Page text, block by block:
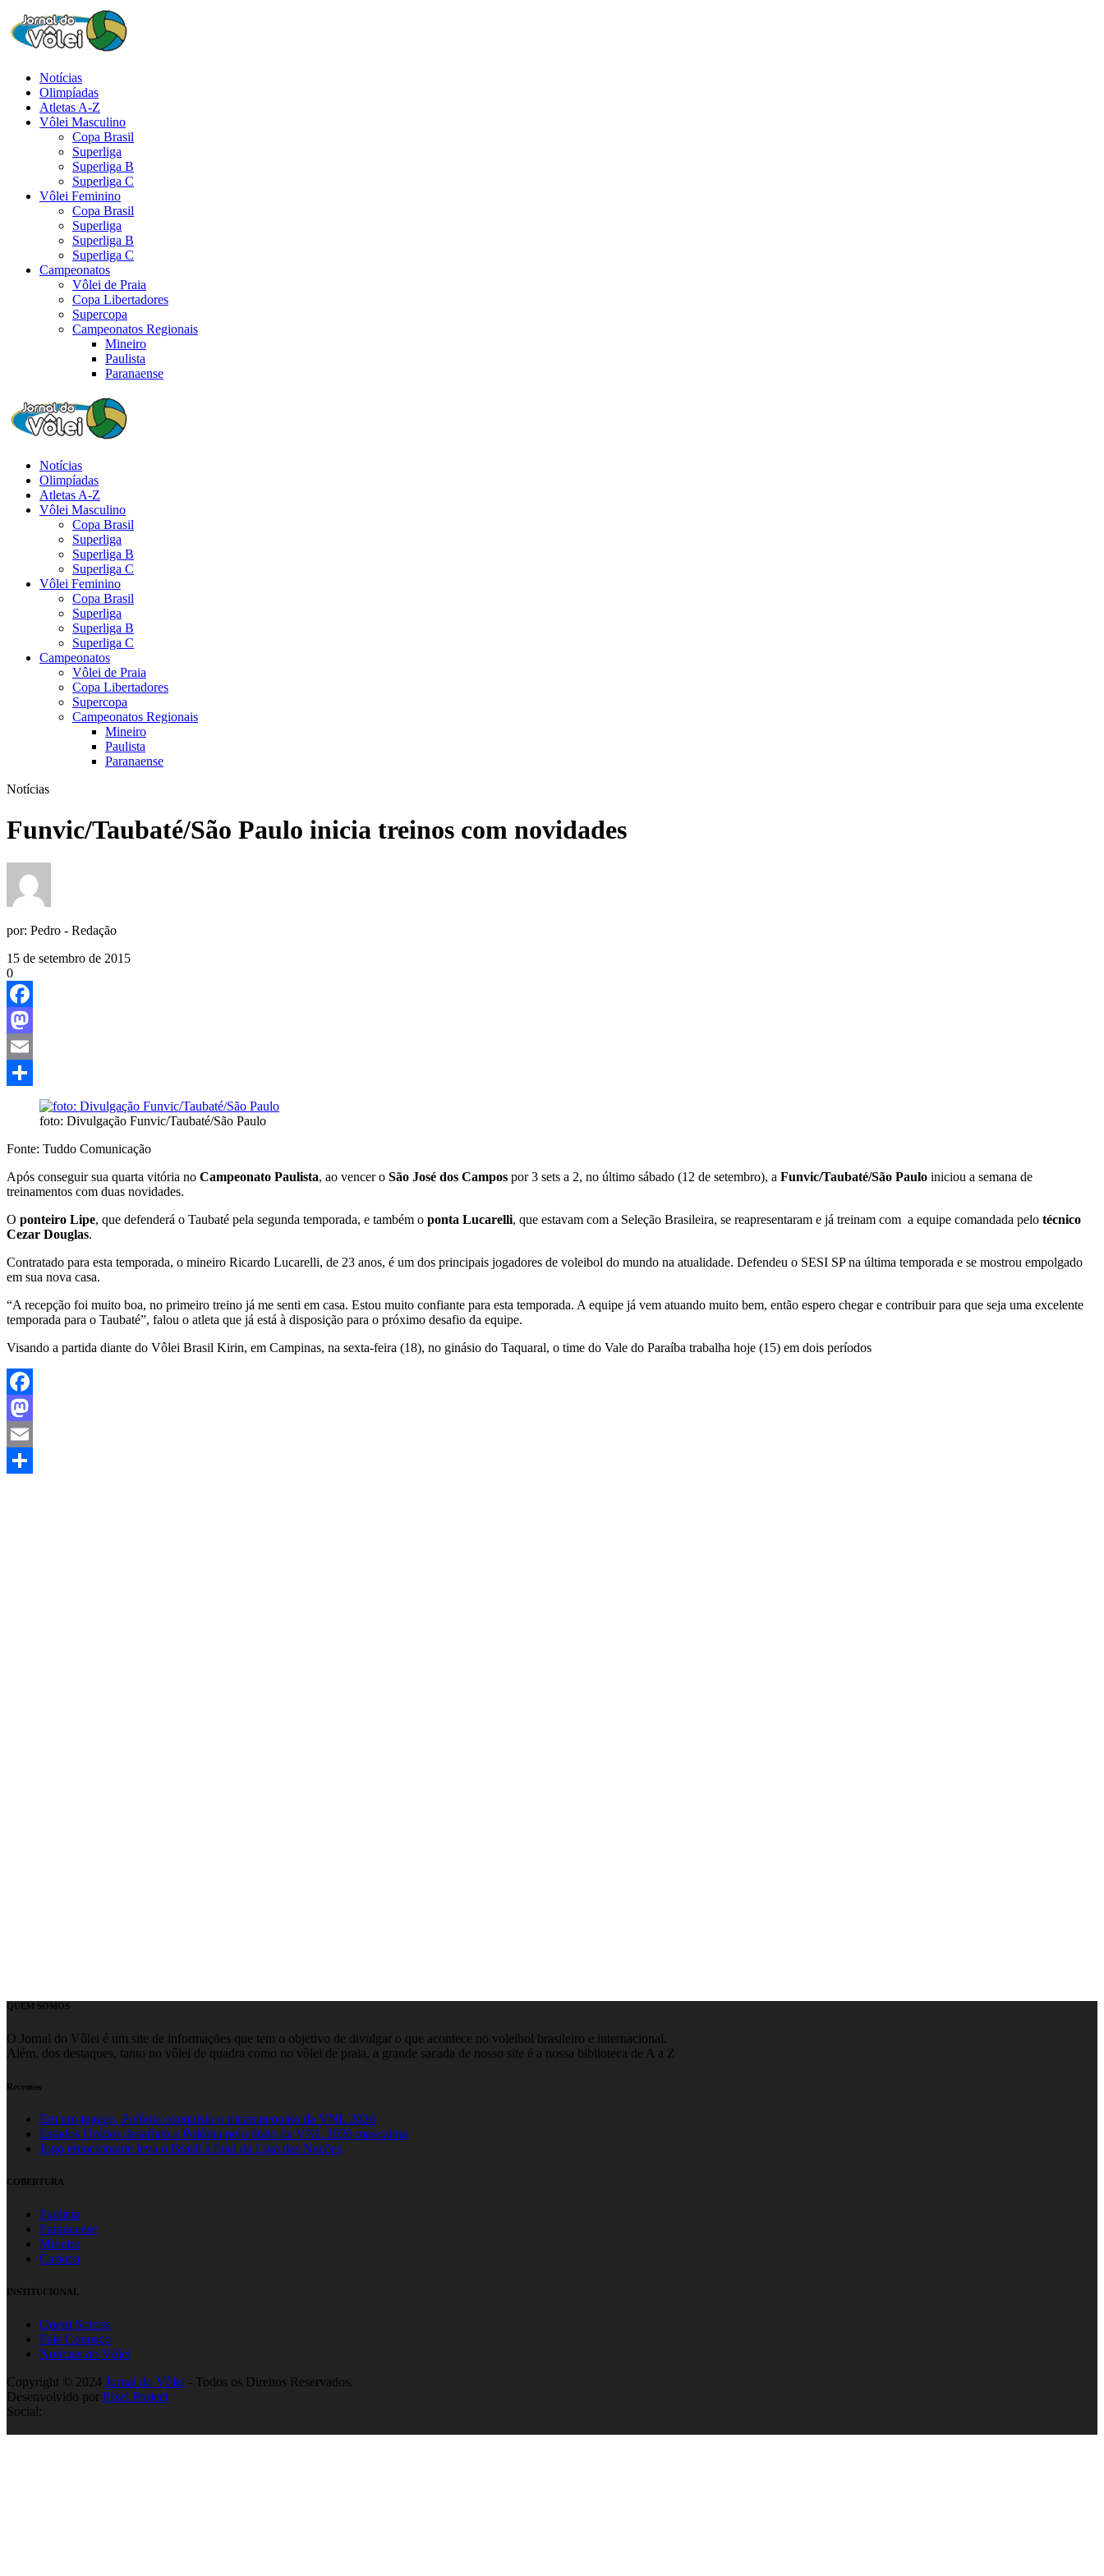
Notícias
Olimpíadas
Atletas A-Z
Vôlei Masculino
Copa Brasil
Superliga
Superliga B
Superliga C
Vôlei Feminino
Copa Brasil
Superliga
Superliga B
Superliga C
Campeonatos
Vôlei de Praia
Copa Libertadores
Supercopa
Campeonatos Regionais
Mineiro
Paulista
Paranaense
Notícias
Olimpíadas
Atletas A-Z
Vôlei Masculino
Copa Brasil
Superliga
Superliga B
Superliga C
Vôlei Feminino
Copa Brasil
Superliga
Superliga B
Superliga C
Campeonatos
Vôlei de Praia
Copa Libertadores
Supercopa
Campeonatos Regionais
Mineiro
Paulista
Paranaense
Notícias
Funvic/Taubaté/São Paulo inicia treinos com novidades
por: Pedro - Redação
15 de setembro de 2015
0
Facebook
Mastodon
Email
foto: Divulgação Funvic/Taubaté/São Paulo
Fonte: Tuddo Comunicação
Após conseguir sua quarta vitória no Campeonato Paulista, ao vencer o São José dos Campos por 3 sets a 2, no último sábado (12 de setembro), a Funvic/Taubaté/São Paulo iniciou a semana de
treinamentos com duas novidades.
O ponteiro Lipe, que defenderá o Taubaté pela segunda temporada, e também o ponta Lucarelli, que estavam com a Seleção Brasileira, se reapresentaram e já treinam com a equipe comandada pelo técnico
Cezar Douglas.
Contratado para esta temporada, o mineiro Ricardo Lucarelli, de 23 anos, é um dos principais jogadores de voleibol do mundo na atualidade. Defendeu o SESI SP na última temporada e se mostrou empolgado
em sua nova casa.
“A recepção foi muito boa, no primeiro treino já me senti em casa. Estou muito confiante para esta temporada. A equipe já vem atuando muito bem, então espero chegar e contribuir para que seja uma excelente
temporada para o Taubaté”, falou o atleta que já está à disposição para o próximo desafio da equipe.
Visando a partida diante do Vôlei Brasil Kirin, em Campinas, na sexta-feira (18), no ginásio do Taquaral, o time do Vale do Paraíba trabalha hoje (15) em dois períodos
Facebook
Mastodon
Email
QUEM SOMOS
O Jornal do Vôlei é um site de informações que tem o objetivo de divulgar o que acontece no voleibol brasileiro e internacional.
Além, dos destaques, tanto no vôlei de quadra como no vôlei de praia, a grande sacada de nosso site é a nossa biblioteca de A a Z
Recentes
Em um jogaço, Polônia conquista o tricampeonato da VNL 2026
Estados Unidos desafiam a Polônia pelo título da VNL 2026 masculina
Jogo emocionante leva o Brasil à final da Liga das Nações
COBERTURA
Paulista
Paranaense
Mineiro
Carioca
INSTITUCIONAL
Quem Somos
Fale Conosco
Notícias do Vôlei
Copyright © 2024 Jornal do Vôlei - Todos os Direitos Reservados.
Desenvolvido por Pixel Project
Social: